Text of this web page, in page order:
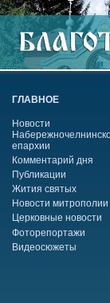
ГЛАВНОЕ
Новости
епархии
Комментарий дня
Публикации
Жития святых
Новости митрополии
Церковные новости
Фоторепортажи
Видеосюжеты